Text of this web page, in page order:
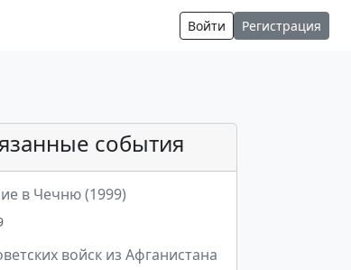
Войти Регистрация
события
в Чечню (1999)
войск из Афганистана